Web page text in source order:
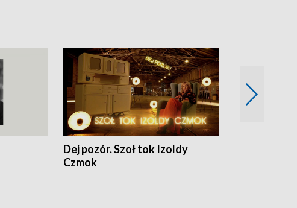
Dej pozór. Szoł tok Izoldy
Czmok